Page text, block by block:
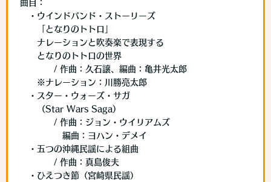
曲目：
・ウインドバンド・ストーリーズ
「となりのトトロ」
ナレーションと吹奏楽で表現する
となりのトトロの世界
/ 作曲：久石譲、編曲：亀井光太郎
※ナレーション：川勝亮太郎
・スター・ウォーズ・サガ
（Star Wars Saga）
/ 作曲：ジョン・ウイリアムズ
編曲：ヨハン・デメイ
・五つの沖縄民謡による組曲
/ 作曲：真島俊夫
・ひえつき節（宮崎県民謡）